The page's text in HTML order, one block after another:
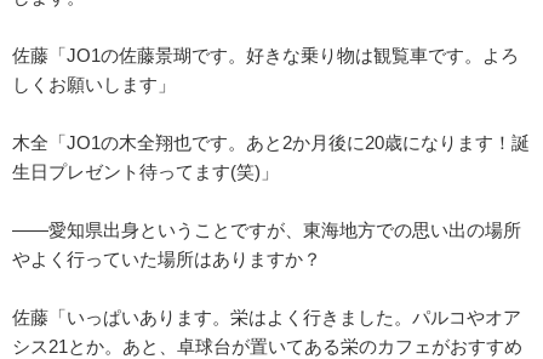
佐藤「JO1の佐藤景瑚です。好きな乗り物は観覧車です。よろ
しくお願いします」
木全「JO1の木全翔也です。あと2か月後に20歳になります！誕
生日プレゼント待ってます(笑)」
――愛知県出身ということですが、東海地方での思い出の場所
やよく行っていた場所はありますか？
佐藤「いっぱいあります。栄はよく行きました。パルコやオア
シス21とか。あと、卓球台が置いてある栄のカフェがおすすめ